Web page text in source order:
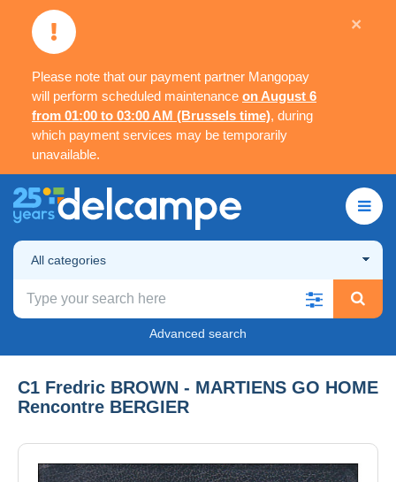
Please note that our payment partner Mangopay
will perform scheduled maintenance on August 6
from 01:00 to 03:00 AM (Brussels time), during
which payment services may be temporarily
unavailable.
×
All categories
Advanced search
C1 Fredric BROWN - MARTIENS GO HOME
Rencontre BERGIER